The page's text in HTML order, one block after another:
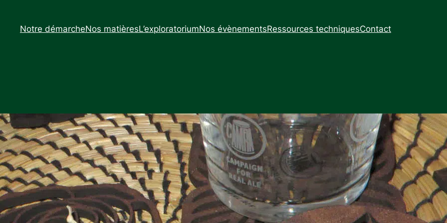
Notre démarcheNos matièresL’exploratoriumNos évènementsRessources techniquesContact